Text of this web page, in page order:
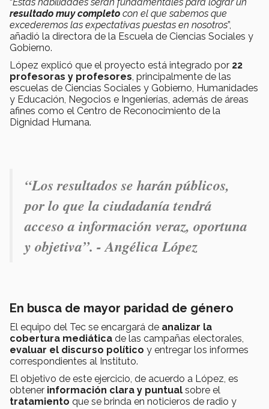
resultado muy completo con el que sabemos que
excederemos las expectativas puestas en nosotros”,
añadió la directora de la Escuela de Ciencias Sociales y
Gobierno.
López explicó que el proyecto está integrado por 22
profesoras y profesores, principalmente de las
escuelas de Ciencias Sociales y Gobierno, Humanidades
y Educación, Negocios e Ingenierías, además de áreas
afines como el Centro de Reconocimiento de la
Dignidad Humana.
“Los resultados se harán públicos,
por lo que la ciudadanía tendrá
acceso a información veraz, oportuna
y objetiva”. -Angélica López
En busca de mayor paridad de género
El equipo del Tec se encargará de analizar la
cobertura mediática de las campañas electorales,
evaluar el discurso político y entregar los informes
correspondientes al Instituto.
El objetivo de este ejercicio, de acuerdo a López, es
obtener información clara y puntual sobre el
tratamiento que se brinda en noticieros de radio y